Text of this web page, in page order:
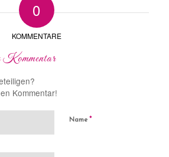
0
KOMMENTARE
Kommentar
Kommentar!
Name *